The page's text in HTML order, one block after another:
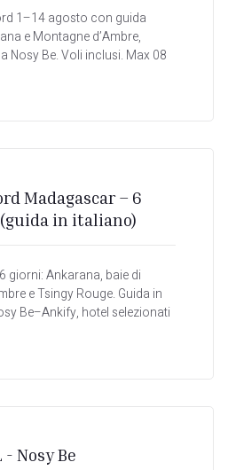
1–14 agosto con guida
e Montagne d’Ambre,
Nosy Be. Voli inclusi. Max 08
Madagascar – 6
in italiano)
giorni: Ankarana, baie di
e Tsingy Rouge. Guida in
Be–Ankify, hotel selezionati
- Nosy Be